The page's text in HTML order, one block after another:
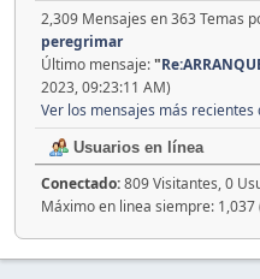
2,309 Mensajes en 363 Temas
peregrimar
Último mensaje:"
2023, 09:23:11 AM)
Ver los mensajes más recientes
Usuarios en línea
Conectado:809 Visitantes, 0
Máximo en linea siempre: 1,037